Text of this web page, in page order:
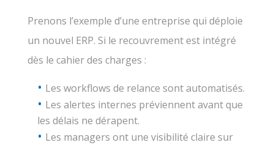
Prenons l’exemple d’une entreprise qui déploie
un nouvel ERP. Si le recouvrement est intégré
dès le cahier des charges :
Les workflows de relance sont automatisés.
Les alertes internes préviennent avant que
les délais ne dérapent.
Les managers ont une visibilité claire sur